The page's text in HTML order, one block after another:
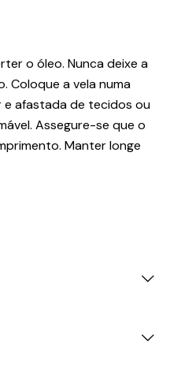
o óleo. Nunca deixe a
Coloque a vela numa
afastada de tecidos ou
Assegure-se que o
Manter longe